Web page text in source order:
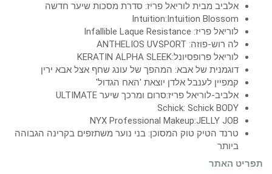
אלביב מבית לוריאל פריז: סדרת מסכות שיער חדשה
Intuition:Intuition Blossom
לוריאל פריז: Infallible Laque Resistance
לה רוש-פוזה: ANTHELIOS UVSPORT
לוריאל פרופסיונל:KERATIN ALPHA SLEEK
דוגמנית של אבא: המהפך של עונג שחף אצל אבא ירין
קמפיין לענבל אלדן יוצאת 'האח הגדול'
אלביב-לוריאל פריז:סרום ומרכך שיער ULTIMATE
Schick: Schick BODY
NYX Professional Makeup:JELLY JOB
טרנד הטיק טוק המסוכן: בני נוער משתזפים בקרינה הגבוהה
ביותר
תפריט האתר